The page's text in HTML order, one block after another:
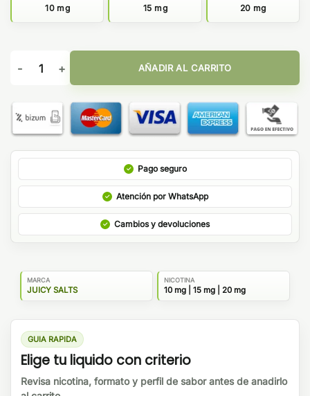
10 mg 15 mg 20 mg
Triple Melon 10ml - Juicy Salts cantidad
AÑADIR AL CARRITO
Pago seguro
Atención por WhatsApp
Cambios y devoluciones
MARCA
JUICY SALTS
NICOTINA
10 mg | 15 mg | 20 mg
GUIA RAPIDA
Elige tu liquido con criterio
Revisa nicotina, formato y perfil de sabor antes de anadirlo